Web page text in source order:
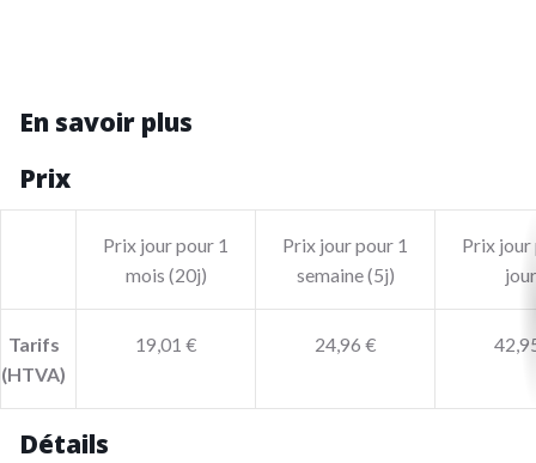
En savoir plus
Prix
Prix jour pour 1
mois (20j)
Prix jour pour 1
semaine (5j)
Prix jour
Tarifs
(HTVA)
19,01 € 24,96 €
Détails